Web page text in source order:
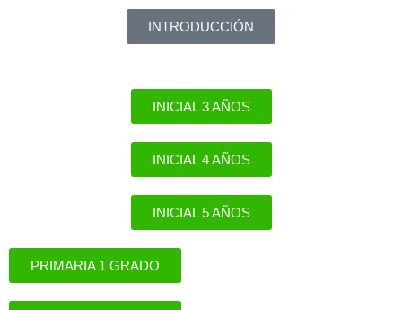
INTRODUCCIÓN
INICIAL 3 AÑOS
INICIAL 4 AÑOS
INICIAL 5 AÑOS
PRIMARIA 1 GRADO